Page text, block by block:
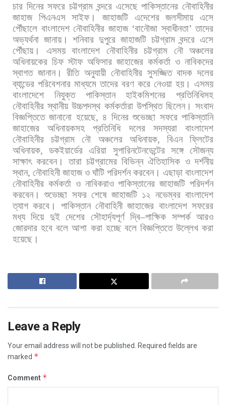
চার দিনের সফরে চট্টগ্রাম বন্দরে এসেছে পাকিস্তানের নৌবাহিনীর
জাহাজ
পিএনএস সাইফ। জাহাজটি এদেশের জলসীমায়
এসে
পৌঁছালে বাংলাদেশ নৌবাহিনীর জাহাজ‘বানৌজা স্বাধীনতা’তাদের
অভ্যর্থনা জানায়। শনিবার দুপুরে জাহাজটি চট্টগ্রাম বন্দরে এসে
পৌঁছায়।
এসময় বাংলাদেশ নৌবাহিনীর চট্টগ্রাম নৌ অঞ্চলের
অধিনায়কের চিফ স্টাফ অফিসার জাহাজের কর্মকর্তা ও নাবিকদের
স্বাগত জানান। রীতি অনুযায়ী নৌবাহিনীর সুসজ্জিত বাদক দলের
ব্যান্ডের পরিবেশনার মাধ্যমে তাদের বরণ করে নেওয়া হয়। এসময়
বাংলাদেশে
নিযুক্ত পাকিস্তান হাইকমিশনের
প্রতিনিধিসহ
নৌবাহিনীর স্থানীয় উচ্চপদস্থ কর্মকর্তারা উপস্থিত ছিলেন। সংবাদ
বিজ্ঞপ্তিতে জানানো হয়েছে, ৪ দিনের শুভেচ্ছা সফরে পাকিস্তানি
জাহাজের
অধিনায়কসহ প্রতিনিধি দলের সদস্যরা
বাংলাদেশ
নৌবাহিনীর
চট্টগ্রাম নৌ অঞ্চলের অধিনায়ক, বিএন
ফ্লিটের
অধিনায়ক,ডকইয়ার্ডের এরিয়া সুপারিনটেনডেন্টের সঙ্গে সৌজন্য
সাক্ষাৎ করবেন। তারা চট্টগ্রামের বিভিন্ন ঐতিহাসিক ও দর্শনীয়
স্থান, নৌবাহিনী জাহাজ ও ঘাঁটি পরিদর্শন করবেন। এছাড়া বাংলাদেশ
নৌবাহিনীর কর্মকর্তা ও নাবিকরাও পাকিস্তানের জাহাজটি পরিদর্শন
করবেন।
শুভেচ্ছা সফর শেষে জাহাজটি ১২ নভেম্বর বাংলাদেশ
ত্যাগ করবে। পাকিস্তান নৌবাহিনী জাহাজের বাংলাদেশ সফরের
মধ্য দিয়ে দুই দেশের সৌহার্দ্যপূর্ণ দ্বি–পাক্ষিক সম্পর্ক আরও
জোরদার হবে বলে আশা করা হচ্ছে বলে বিজ্ঞপ্তিতে উল্লেখ করা
হয়েছে।
Leave a Reply
Your email address will not be published.
Required fields are
marked *
Comment *